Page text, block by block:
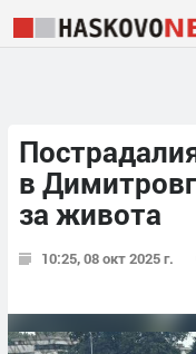
в
за живота
10:25, 08 окт 2025 г.